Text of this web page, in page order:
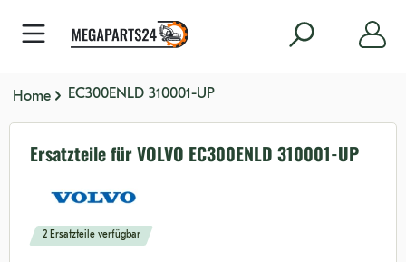
Home EC300ENLD 310001-UP
Ersatzteile für VOLVO EC300ENLD 310001-UP
2 Ersatzteile verfügbar